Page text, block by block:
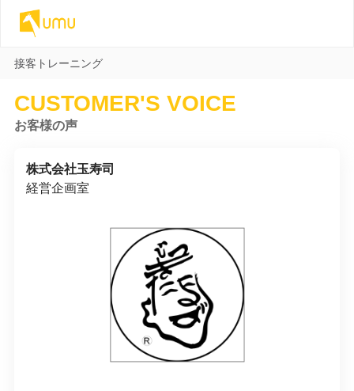
接客トレーニング
CUSTOMER'S VOICE
お客様の声
株式会社玉寿司
経営企画室